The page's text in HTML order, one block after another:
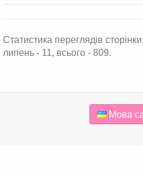
Статистика переглядів
липень - 11, всього - 809.
Мова